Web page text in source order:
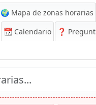
🌍 Mapa de zonas horarias
📆 Calendario ❓